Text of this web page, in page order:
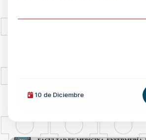
10 de Diciembre